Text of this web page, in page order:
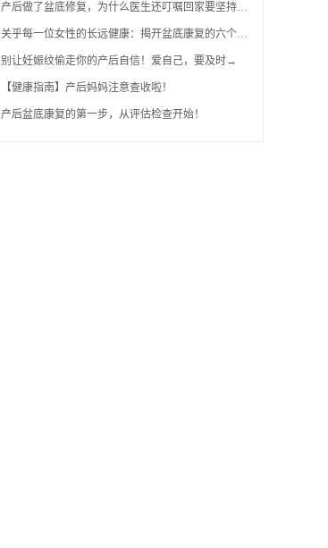
产后做了盆底修复，为什么医生还叮嘱回家要坚持锻炼？
关乎每一位女性的长远健康：揭开盆底康复的六个真相！
别让妊娠纹偷走你的产后自信！爱自己，要及时→
【健康指南】产后妈妈注意查收啦！
产后盆底康复的第一步，从评估检查开始！